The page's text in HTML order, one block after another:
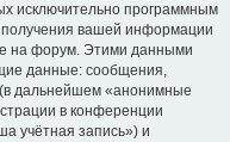
исключительно программным
вашей информации
на форум. Этими данными
данные: сообщения,
дальнейшем «анонимные
в конференции
учётная запись») и